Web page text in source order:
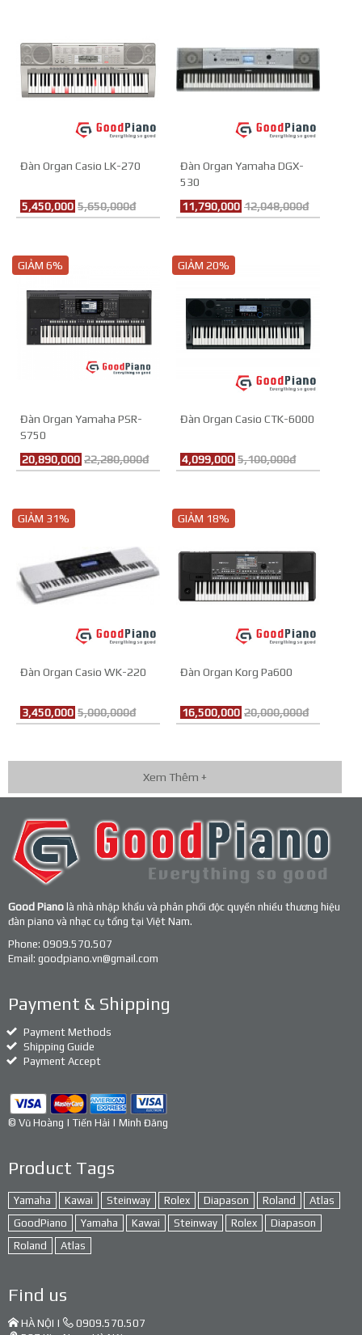
Đàn Organ Casio LK-270
5,450,000 5,650,000đ
Đàn Organ Yamaha DGX-
530
11,790,000 12,048,000đ
GIẢM 6%
Đàn Organ Yamaha PSR-
S750
20,890,000 22,280,000đ
GIẢM 20%
Đàn Organ Casio CTK-6000
4,099,000 5,100,000đ
GIẢM 31%
Đàn Organ Casio WK-220
3,450,000 5,000,000đ
GIẢM 18%
Đàn Organ Korg Pa600
16,500,000 20,000,000đ
Xem Thêm +
Good Piano là nhà nhập khẩu và phân phối độc quyền nhiều thương hiệu
đàn piano và nhạc cụ tổng tại Việt Nam.
Phone: 0909.570.507
Email: goodpiano.vn@gmail.com
Payment & Shipping
Payment Methods
Shipping Guide
Payment Accept
© Vũ Hoàng | Tiến Hải | Minh Đăng
Product Tags
Yamaha Kawai Steinway Rolex Diapason Roland
Atlas
GoodPiano
Yamaha Kawai Steinway Rolex
Diapason
Roland
Atlas
Find us
HÀ NỘI |
0909.570.507